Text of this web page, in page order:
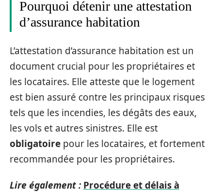
Pourquoi détenir une attestation
d’assurance habitation
L’attestation d’assurance habitation est un
document crucial pour les propriétaires et
les locataires. Elle atteste que le logement
est bien assuré contre les principaux risques
tels que les incendies, les dégâts des eaux,
les vols et autres sinistres. Elle est
obligatoire pour les locataires, et fortement
recommandée pour les propriétaires.
Lire également : Procédure et délais à